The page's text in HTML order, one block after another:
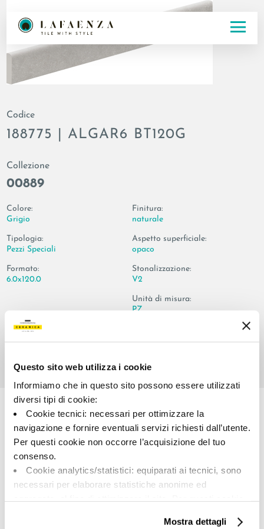
Questo sito web utilizza i cookie
Informiamo che in questo sito possono essere utilizzati
diversi tipi di cookie:
Cookie tecnici: necessari per ottimizzare la
navigazione e fornire eventuali servizi richiesti dall’utente.
Per questi cookie non occorre l’acquisizione del tuo
consenso.
Cookie analytics/statistici: equiparati ai tecnici, sono
necessari per elaborare statistiche anonime ed
Cookie di profilazione/marketing: sono utilizzati, solo
Mostra dettagli
Codice
188775 | ALGAR6 BT120G
Collezione
00889
Colore:
Grigio
Tipologia:
Pezzi Speciali
Formato:
6.0x120.0
Finitura:
naturale
Aspetto superficiale:
opaco
Stonalizzazione:
V2
Unità di misura:
PZ
Share:
Via Vittorio Veneto, 13 - 40026 Imola (BO)